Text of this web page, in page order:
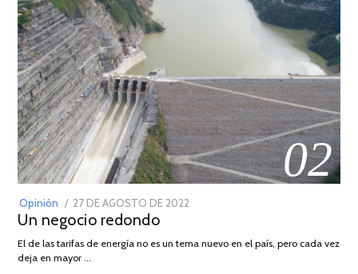
02
Opinión
POSTED
ON
27 DE AGOSTO DE 2022
DE
Un negocio redondo
El de las tarifas de energía no es un tema nuevo en el país, pero cada vez
deja en mayor …